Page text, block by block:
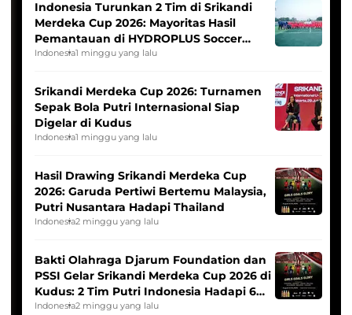
Indonesia Turunkan 2 Tim di Srikandi
Merdeka Cup 2026: Mayoritas Hasil
Pemantauan di HYDROPLUS Soccer
League
Indonesia1 minggu yang lalu
Srikandi Merdeka Cup 2026: Turnamen
Sepak Bola Putri Internasional Siap
Digelar di Kudus
Indonesia1 minggu yang lalu
Hasil Drawing Srikandi Merdeka Cup
2026: Garuda Pertiwi Bertemu Malaysia,
Putri Nusantara Hadapi Thailand
Indonesia2 minggu yang lalu
Bakti Olahraga Djarum Foundation dan
PSSI Gelar Srikandi Merdeka Cup 2026 di
Kudus: 2 Tim Putri Indonesia Hadapi 6
Tim Asia
Indonesia2 minggu yang lalu